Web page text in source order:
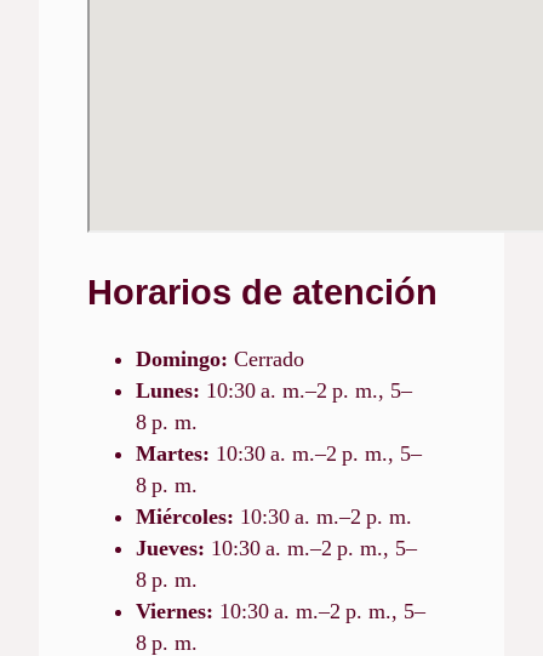
Horarios de atención
Domingo: Cerrado
Lunes: 10:30 a. m.–2 p. m., 5–
8 p. m.
Martes: 10:30 a. m.–2 p. m., 5–
8 p. m.
Miércoles: 10:30 a. m.–2 p. m.
Jueves: 10:30 a. m.–2 p. m., 5–
8 p. m.
Viernes: 10:30 a. m.–2 p. m., 5–
8 p. m.